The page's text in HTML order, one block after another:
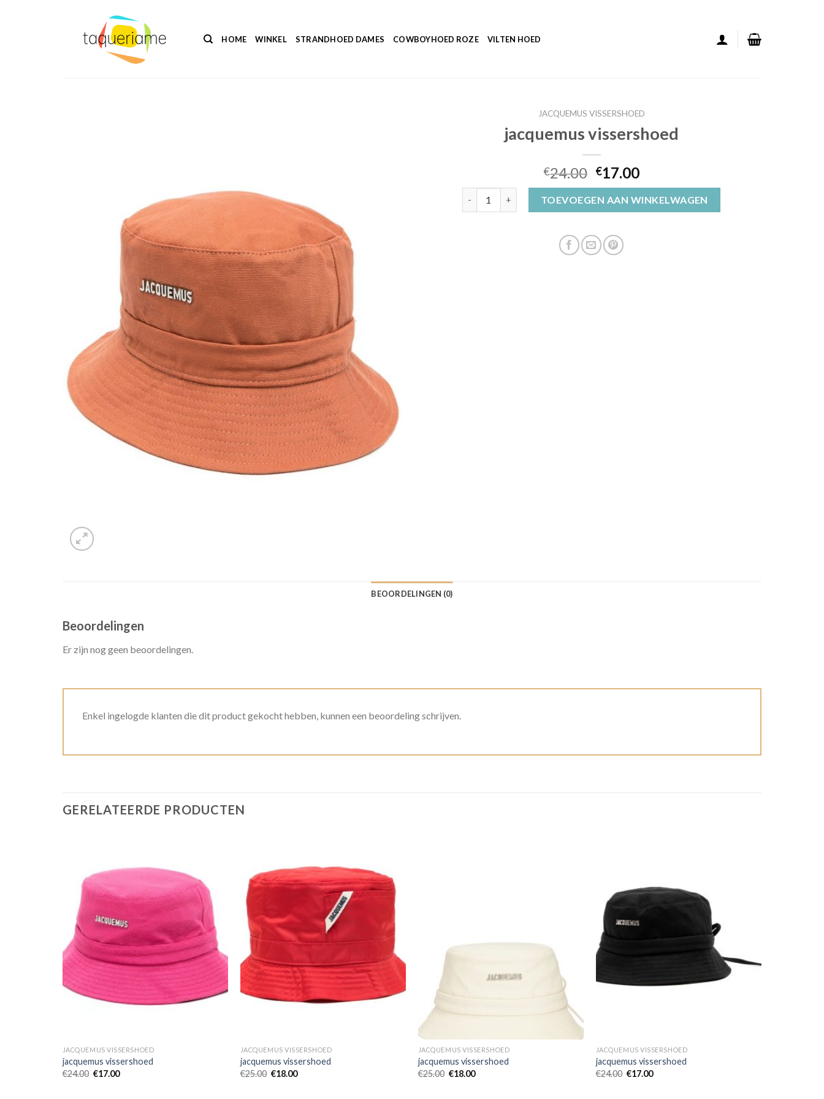
HOME WINKEL STRANDHOED DAMES COWBOYHOED ROZE VILTEN HOED
JACQUEMUS VISSERSHOED
jacquemus vissershoed
€24.00 €17.00
TOEVOEGEN AAN WINKELWAGEN
BEOORDELINGEN (0)
Beoordelingen
Er zijn nog geen beoordelingen.
Enkel ingelogde klanten die dit product gekocht hebben, kunnen een beoordeling schrijven.
GERELATEERDE PRODUCTEN
JACQUEMUS VISSERSHOED
jacquemus vissershoed
€24.00 €17.00
JACQUEMUS VISSERSHOED
jacquemus vissershoed
€25.00 €18.00
JACQUEMUS VISSERSHOED
jacquemus vissershoed
€25.00 €18.00
JACQUEMUS VISSERSHOED
jacquemus vissershoed
€24.00 €17.00